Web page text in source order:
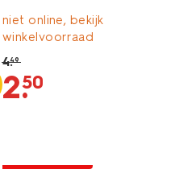
niet online, bekijk
winkelvoorraad
4.49
2.
50